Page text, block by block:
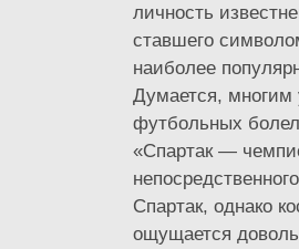
личность
ставшего
наиболее
Думается, многим
футбольных
«Спартак —
Спартак, однако
ощущается